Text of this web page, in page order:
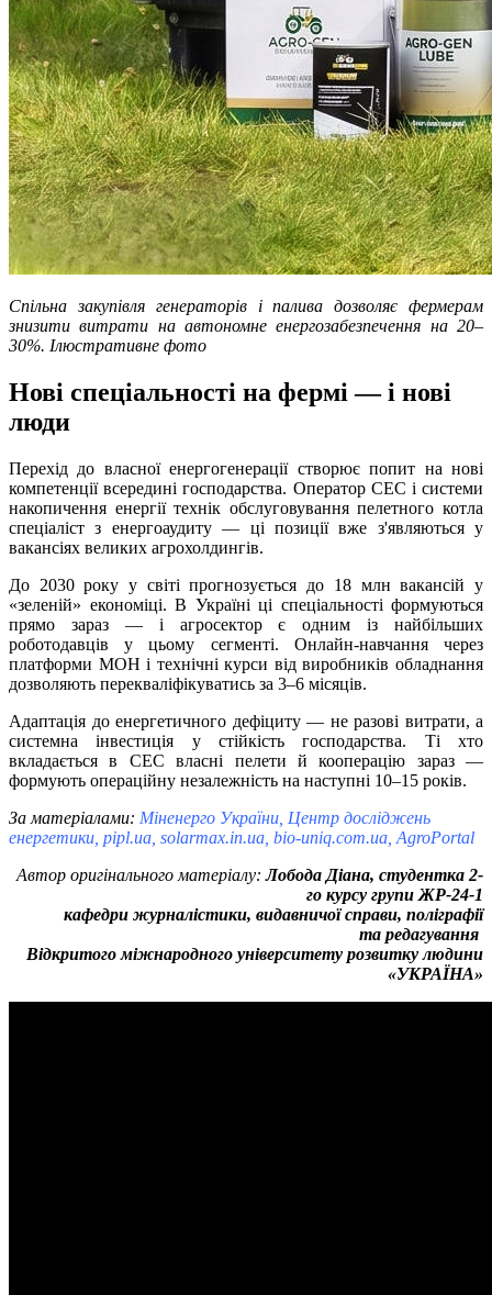
Спільна закупівля генераторів і палива дозволяє фермерам
знизити витрати на автономне енергозабезпечення на 20–
30%. Ілюстративне фото
Нові спеціальності на фермі — і нові
люди
Перехід до власної енергогенерації створює попит на нові
компетенції всередині господарства. Оператор СЕС і системи
накопичення енергії технік обслуговування пелетного котла
спеціаліст з енергоаудиту — ці позиції вже з'являються у
вакансіях великих агрохолдингів.
До 2030 року у світі прогнозується до 18 млн вакансій у
«зеленій» економіці. В Україні ці спеціальності формуються
прямо зараз — і агросектор є одним із найбільших
роботодавців у цьому сегменті. Онлайн-навчання через
платформи МОН і технічні курси від виробників обладнання
дозволяють перекваліфікуватись за 3–6 місяців.
Адаптація до енергетичного дефіциту — не разові витрати, а
системна інвестиція у стійкість господарства. Ті хто
вкладається в СЕС власні пелети й кооперацію зараз —
формують операційну незалежність на наступні 10–15 років.
За матеріалами: Міненерго України, Центр досліджень
енергетики, pipl.ua, solarmax.in.ua, bio-uniq.com.ua, AgroPortal
Автор оригінального матеріалу:Лобода Діана, студентка 2-
го курсу групи ЖР-24-1
кафедри журналістики, видавничої справи, поліграфії
та редагування
Відкритого міжнародного університету розвитку людини
«УКРАЇНА»